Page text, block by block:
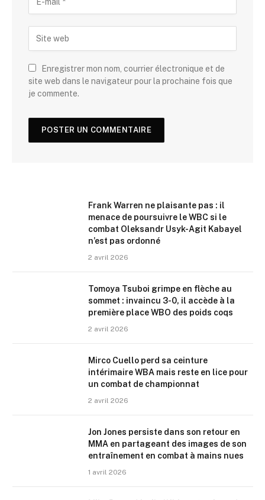
Enregistrer mon nom, courrier électronique et de
site web dans le navigateur pour la prochaine fois que
je commente.
Frank Warren ne plaisante pas : il
menace de poursuivre le WBC si le
combat Oleksandr Usyk-Agit Kabayel
n’est pas ordonné
2 avril 2026
Tomoya Tsuboi grimpe en flèche au
sommet : invaincu 3-0, il accède à la
première place WBO des poids coqs
2 avril 2026
Mirco Cuello perd sa ceinture
intérimaire WBA mais reste en lice pour
un combat de championnat
2 avril 2026
Jon Jones persiste dans son retour en
MMA en partageant des images de son
entraînement en combat à mains nues
1 avril 2026